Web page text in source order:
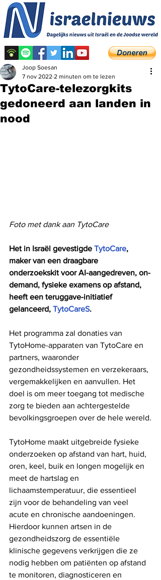
TytoCare-telezorgkits
gedoneerd aan landen in
nood
Joop Soesan
7 nov 2022 2 minuten om te lezen
Foto met dank aan TytoCare
Het in Israël gevestigde TytoCare,
maker van een draagbare
onderzoekskit voor AI-aangedreven, on-
demand, fysieke examens op afstand,
heeft een teruggave-initiatief
gelanceerd, TytoCareS.
Het programma zal donaties van
TytoHome-apparaten van TytoCare en
partners, waaronder
gezondheidssystemen en verzekeraars,
vergemakkelijken en aanvullen. Het
doel is om meer toegang tot medische
zorg te bieden aan achtergestelde
bevolkingsgroepen over de hele wereld.
TytoHome maakt uitgebreide fysieke
onderzoeken op afstand van hart, huid,
oren, keel, buik en longen mogelijk en
meet de hartslag en
lichaamstemperatuur, die essentieel
zijn voor de behandeling van veel
acute en chronische aandoeningen.
Hierdoor kunnen artsen in de
gezondheidszorg de essentiële
klinische gegevens verkrijgen die ze
nodig hebben om patiënten op afstand
te monitoren, diagnosticeren en